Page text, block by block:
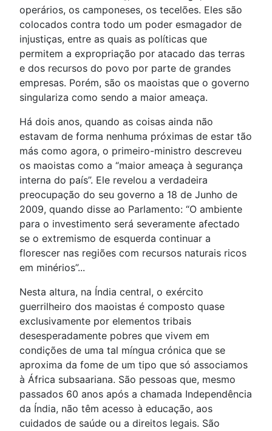
operários, os camponeses, os tecelões. Eles são
colocados contra todo um poder esmagador de
injustiças, entre as quais as políticas que
permitem a expropriação por atacado das terras
e dos recursos do povo por parte de grandes
empresas. Porém, são os maoistas que o governo
singulariza como sendo a maior ameaça.
Há dois anos, quando as coisas ainda não
estavam de forma nenhuma próximas de estar tão
más como agora, o primeiro-ministro descreveu
os maoistas como a “maior ameaça à segurança
interna do país”. Ele revelou a verdadeira
preocupação do seu governo a 18 de Junho de
2009, quando disse ao Parlamento: “O ambiente
para o investimento será severamente afectado
se o extremismo de esquerda continuar a
florescer nas regiões com recursos naturais ricos
em minérios”...
Nesta altura, na Índia central, o exército
guerrilheiro dos maoistas é composto quase
exclusivamente por elementos tribais
desesperadamente pobres que vivem em
condições de uma tal míngua crónica que se
aproxima da fome de um tipo que só associamos
à África subsaariana. São pessoas que, mesmo
passados 60 anos após a chamada Independência
da Índia, não têm acesso à educação, aos
cuidados de saúde ou a direitos legais. São